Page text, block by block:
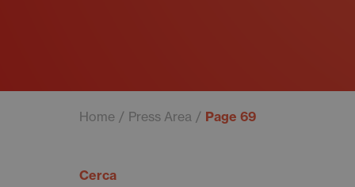
Home Press Area Page 69
Cerca